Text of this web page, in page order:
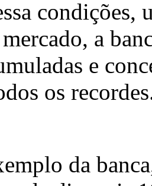
condições,
a
e
os
da